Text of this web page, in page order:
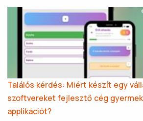
Találós kérdés: Miért készít egy
szoftvereket fejlesztő cég
applikációt?